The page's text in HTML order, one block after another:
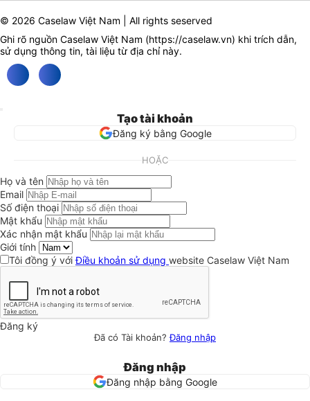
© 2026 Caselaw Việt Nam | All rights seserved
Ghi rõ nguồn Caselaw Việt Nam (https://caselaw.vn) khi trích dẫn,
sử dụng thông tin, tài liệu từ địa chỉ này.
Tạo tài khoản
Đăng ký bằng Google
HOẶC
Họ và tên
Email
Số điện thoại
Mật khẩu
Xác nhận mật khẩu
Giới tính
Tôi đồng ý vớiĐiều khoản sử dụng website Caselaw Việt Nam
Đăng ký
Đã có Tài khoản?Đăng nhập
Đăng nhập
Đăng nhập bằng Google